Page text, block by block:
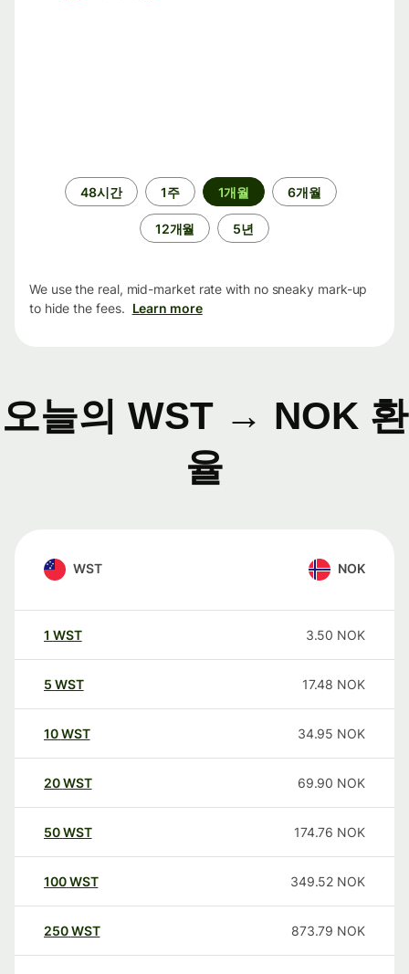
48시간 1주 1개월 6개월
12개월 5년
We use the real, mid-market rate with no sneaky mark-up
to hide the fees. Learn more
오늘의 WST → NOK 환
율
WST NOK
1 WST 3.50 NOK
5 WST 17.48 NOK
10WST 34.95 NOK
20WST 69.90 NOK
50WST 174.76 NOK
100WST 349.52 NOK
250WST 873.79 NOK